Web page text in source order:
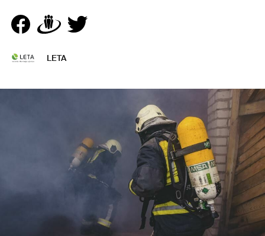
LETA